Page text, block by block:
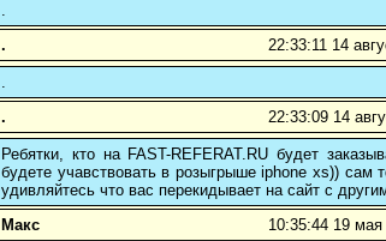
.
.
22:33:11 14
.
.
22:33:09 14
Ребятки, кто на FAST-REFERAT.RU будет
будете учавствовать в розыгрыше iphone xs)) сам
удивляйтесь что вас перекидывает на сайт с
Макс
10:35:44 19 мая